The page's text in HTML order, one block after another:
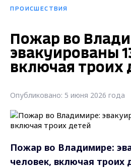
ПРОИСШЕСТВИЯ
Пожар во
эвакуированы
включая троих
Опубликовано: 5 июня 2026 года
Пожар во Владимире:
человек, включая троих